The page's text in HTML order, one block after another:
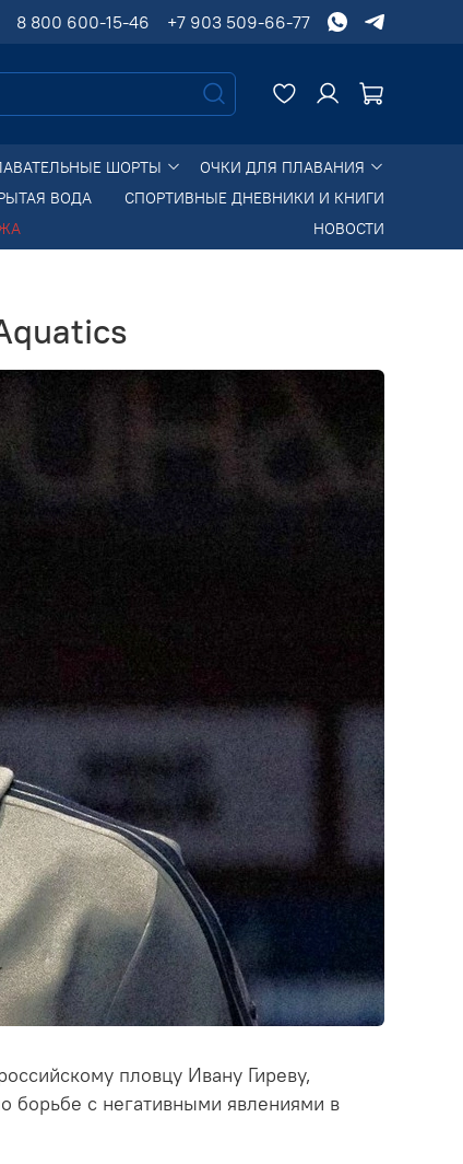
8 800 600-15-46 +7 903 509-66-77
ШОРТЫ
ОЧКИ ДЛЯ ПЛАВАНИЯ
ВОДА
СПОРТИВНЫЕ ДНЕВНИКИ И КНИГИ
НОВОСТИ
пловцу Ивану Гиреву,
борьбе с негативными явлениями в